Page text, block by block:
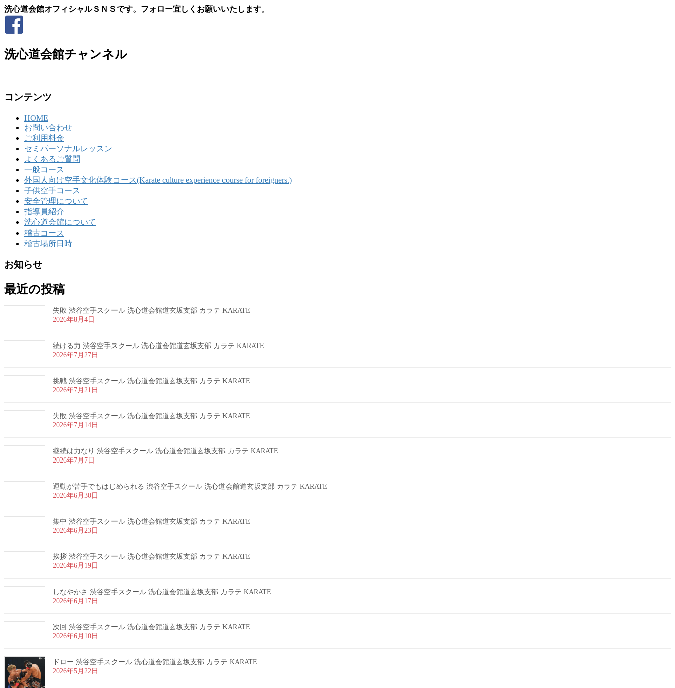
洗心道会館オフィシャルＳＮＳです。フォロー宜しくお願いいたします。
洗心道会館チャンネル
コンテンツ
HOME
お問い合わせ
ご利用料金
セミパーソナルレッスン
よくあるご質問
一般コース
外国人向け空手文化体験コース(Karate culture experience course for foreigners.)
子供空手コース
安全管理について
指導員紹介
洗心道会館について
稽古コース
稽古場所日時
お知らせ
最近の投稿
失敗 渋谷空手スクール 洗心道会館道玄坂支部 カラテ KARATE
2026年8月4日
続ける力 渋谷空手スクール 洗心道会館道玄坂支部 カラテ KARATE
2026年7月27日
挑戦 渋谷空手スクール 洗心道会館道玄坂支部 カラテ KARATE
2026年7月21日
失敗 渋谷空手スクール 洗心道会館道玄坂支部 カラテ KARATE
2026年7月14日
継続は力なり 渋谷空手スクール 洗心道会館道玄坂支部 カラテ KARATE
2026年7月7日
運動が苦手でもはじめられる 渋谷空手スクール 洗心道会館道玄坂支部 カラテ KARATE
2026年6月30日
集中 渋谷空手スクール 洗心道会館道玄坂支部 カラテ KARATE
2026年6月23日
挨拶 渋谷空手スクール 洗心道会館道玄坂支部 カラテ KARATE
2026年6月19日
しなやかさ 渋谷空手スクール 洗心道会館道玄坂支部 カラテ KARATE
2026年6月17日
次回 渋谷空手スクール 洗心道会館道玄坂支部 カラテ KARATE
2026年6月10日
ドロー 渋谷空手スクール 洗心道会館道玄坂支部 カラテ KARATE
2026年5月22日